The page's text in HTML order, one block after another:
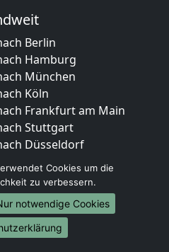
Berlin
Hamburg
München
Köln
Frankfurt am Main
Stuttgart
Düsseldorf
Leipzig
Dortmund
Essen
Bremen
Dresden
Cookies um die
zu verbessern.
notwendige Cookies